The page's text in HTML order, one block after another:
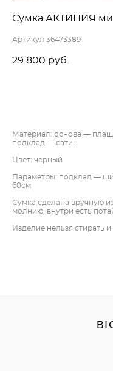
Сумка АКТИНИЯ
Артикул 36473389
29 800 pуб.
Материал: основа —
подклад — сатин
Цвет: черный
Параметры: подклад —
60см
Сумка сделана вручную
молнию, внутри есть
Изделие нельзя стирать и